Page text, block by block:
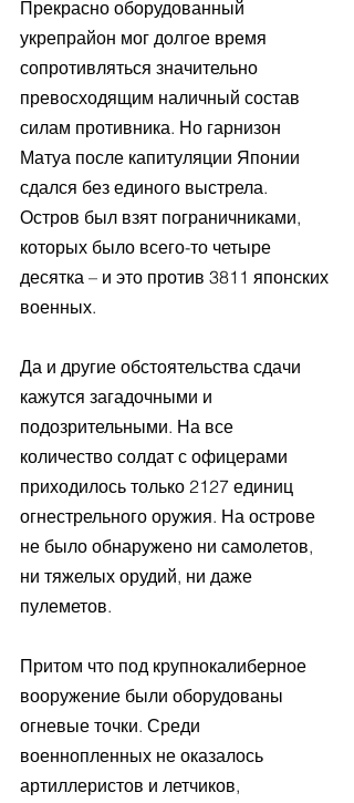
Прекрасно оборудованный
укрепрайон мог долгое время
сопротивляться значительно
превосходящим наличный состав
силам противника. Но гарнизон
Матуа после капитуляции Японии
сдался без единого выстрела.
Остров был взят пограничниками,
которых было всего-то четыре
десятка – и это против 3811 японских
военных.
Да и другие обстоятельства сдачи
кажутся загадочными и
подозрительными. На все
количество солдат с офицерами
приходилось только 2127 единиц
огнестрельного оружия. На острове
не было обнаружено ни самолетов,
ни тяжелых орудий, ни даже
пулеметов.
Притом что под крупнокалиберное
вооружение были оборудованы
огневые точки. Среди
военнопленных не оказалось
артиллеристов и летчиков,